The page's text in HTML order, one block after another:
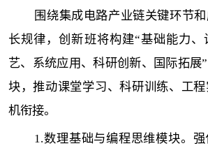
围绕集成电路产业链关键环节
长规律，创新班将构建“基础能力
艺、系统应用、科研创新、国际拓展
块，推动课堂学习、科研训练、工
机衔接。
1.数理基础与编程思维模块。